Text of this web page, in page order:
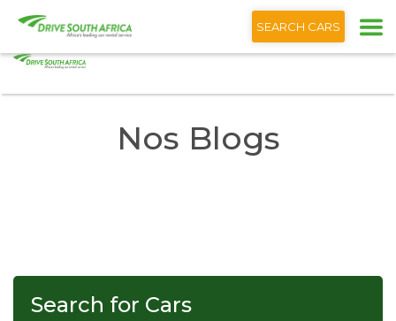
Français
SEARCH CARS
Accueil Le Blog Drive South Africa
Nos Blogs
Search for Cars